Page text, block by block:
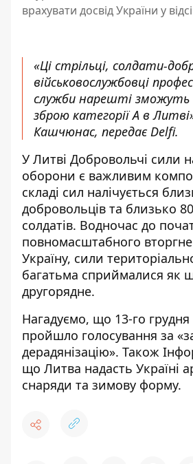
врахувати досвід України у
«Ці стрільці, солдати-
військовослужбовці
служби нарешті зможуть
зброю категорії А в
Кашчюнас, передаєDelfi.
У Литві Добровольчі сили
оборони є важливим
складі сил налічується
добровольців та близько
солдатів. Водночас до
повномасштабного
Україну, сили
багатьма сприймалися як
другорядне.
Нагадуємо, що 13-го грудня
пройшло голосування за
дерадянізацію». Також
що Литва надасть Україні
снаряди та зимову форму.